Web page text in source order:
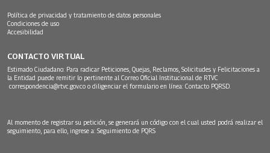
Política de privacidad y tratamiento de datos personales
Condiciones de uso
Accesibilidad
CONTACTO VIRTUAL
Estimado Ciudadano: Para radicar Peticiones, Quejas, Reclamos, Solicitudes y Felicitaciones a
la Entidad puede remitir lo pertinente al Correo Oficial Institucional de RTVC
correspondencia@rtvc.gov.co o diligenciar el formulario en línea: Contacto PQRSD.
Al momento de registrar su petición, se generará un código con el cual usted podrá realizar el
seguimiento, para ello, ingrese a: Seguimiento de PQRS